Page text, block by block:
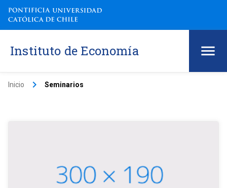
Instituto de Economía
Inicio keyboard_arrow_right Seminarios